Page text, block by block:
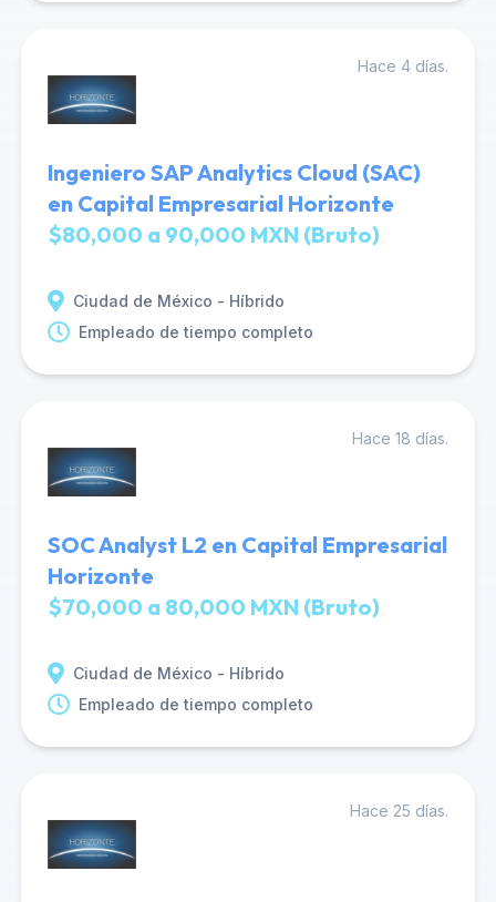
Hace 4 días.
Ingeniero SAP Analytics Cloud (SAC)
en Capital Empresarial Horizonte
$80,000 a 90,000 MXN (Bruto)
Ciudad de México - Híbrido
Empleado de tiempo completo
Hace 18 días.
SOC Analyst L2 en Capital Empresarial
Horizonte
$70,000 a 80,000 MXN (Bruto)
Ciudad de México - Híbrido
Empleado de tiempo completo
Hace 25 días.